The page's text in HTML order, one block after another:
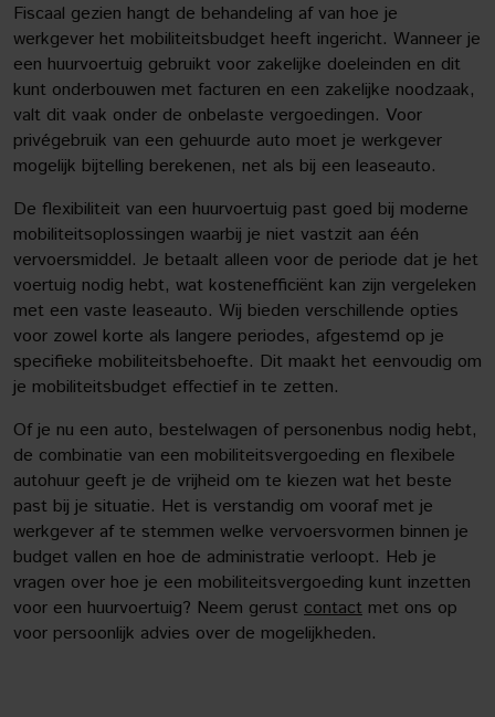
Fiscaal gezien hangt de behandeling af van hoe je
werkgever het mobiliteitsbudget heeft ingericht. Wanneer je
een huurvoertuig gebruikt voor zakelijke doeleinden en dit
kunt onderbouwen met facturen en een zakelijke noodzaak,
valt dit vaak onder de onbelaste vergoedingen. Voor
privégebruik van een gehuurde auto moet je werkgever
mogelijk bijtelling berekenen, net als bij een leaseauto.
De flexibiliteit van een huurvoertuig past goed bij moderne
mobiliteitsoplossingen waarbij je niet vastzit aan één
vervoersmiddel. Je betaalt alleen voor de periode dat je het
voertuig nodig hebt, wat kostenefficiënt kan zijn vergeleken
met een vaste leaseauto. Wij bieden verschillende opties
voor zowel korte als langere periodes, afgestemd op je
specifieke mobiliteitsbehoefte. Dit maakt het eenvoudig om
je mobiliteitsbudget effectief in te zetten.
Of je nu een auto, bestelwagen of personenbus nodig hebt,
de combinatie van een mobiliteitsvergoeding en flexibele
autohuur geeft je de vrijheid om te kiezen wat het beste
past bij je situatie. Het is verstandig om vooraf met je
werkgever af te stemmen welke vervoersvormen binnen je
budget vallen en hoe de administratie verloopt. Heb je
vragen over hoe je een mobiliteitsvergoeding kunt inzetten
voor een huurvoertuig? Neem gerust contact met ons op
voor persoonlijk advies over de mogelijkheden.